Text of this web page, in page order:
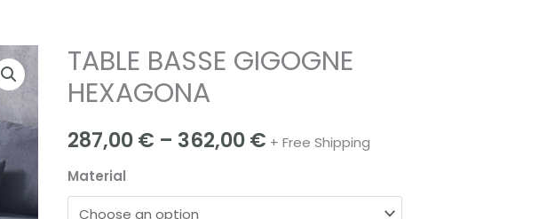
TABLE BASSE GIGOGNE
HEXAGONA
287,00€ – 362,00€
Price
287,00 €
+ Free Shipping
Material
TABLE
BASSE
GIGOGNE
HEXAGONA
quantity